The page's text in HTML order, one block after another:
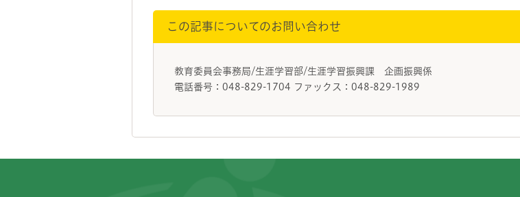
この記事についてのお問い合わせ
教育委員会事務局/生涯学習部/生涯学習振興課 企画振興係
電話番号：048-829-1704 ファックス：048-829-1989